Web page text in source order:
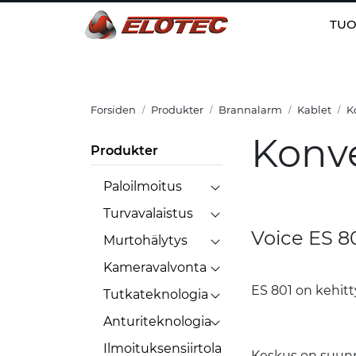
Skip to main content
Forsiden Produkter Brannalarm Kablet
Produkter
Paloilmoitus
Turvavalaistus
Murtohälytys
Kameravalvonta
Tutkateknologia
Anturiteknologia
Ilmoituksensiirtola
Voice ES
ES 801 on